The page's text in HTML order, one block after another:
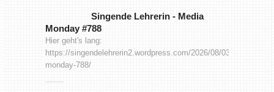
Singende Lehrerin - Media
Monday #788
Hier geht's lang:
https://singendelehrerin2.wordpress.com/2026/08/03/media-
monday-788/